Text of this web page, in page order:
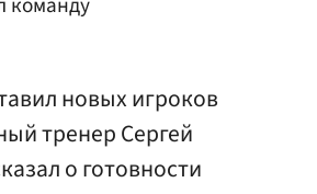
новых игроков
тренер Сергей
о готовности